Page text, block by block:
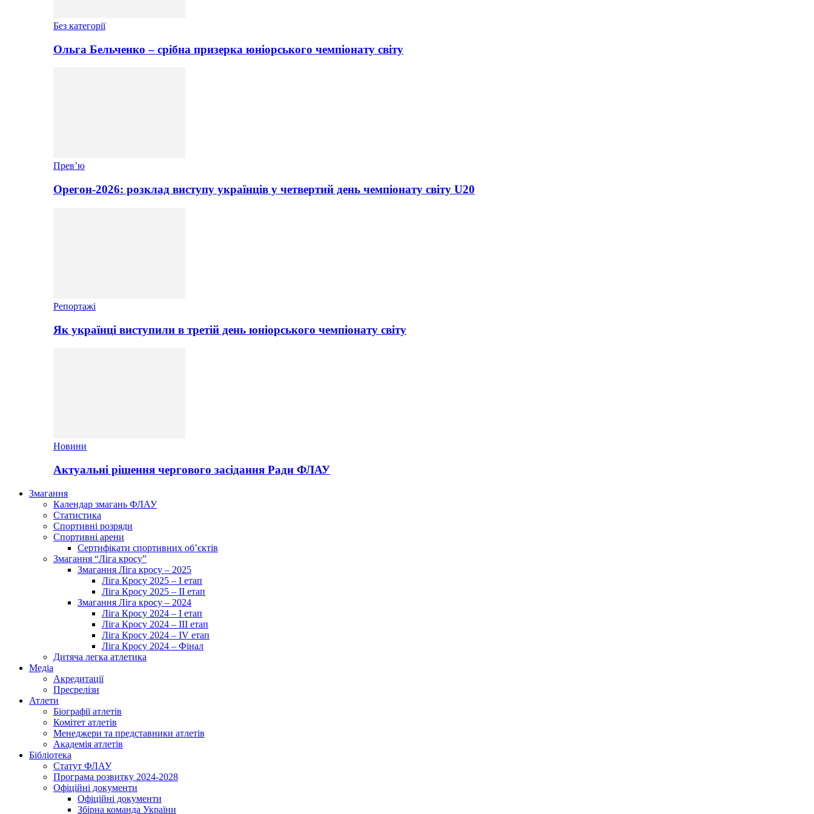
Без категорії
Ольга Бельченко – срібна призерка юніорського чемпіонату світу
Прев’ю
Орегон-2026: розклад виступу українців у четвертий день чемпіонату світу U20
Репортажі
Як українці виступили в третій день юніорського чемпіонату світу
Новини
Актуальні рішення чергового засідання Ради ФЛАУ
Змагання
Календар змагань ФЛАУ
Статистика
Спортивні розряди
Спортивні арени
Сертифікати спортивних об’єктів
Змагання “Ліга кросу”
Змагання Ліга кросу – 2025
Ліга Кросу 2025 – I етап
Ліга Кросу 2025 – II етап
Змагання Ліга кросу – 2024
Ліга Кросу 2024 – I етап
Ліга Кросу 2024 – III етап
Ліга Кросу 2024 – IV етап
Ліга Кросу 2024 – Фінал
Дитяча легка атлетика
Медіа
Акредитації
Пресрелізи
Атлети
Біографії атлетів
Комітет атлетів
Менеджери та представники атлетів
Академія атлетів
Бібліотека
Статут ФЛАУ
Програма розвитку 2024-2028
Офіційні документи
Офіційні документи
Збірна команда України